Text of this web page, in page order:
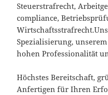
Steuerstrafrecht,
compliance,
Spezialisierung,
hohen Professionalität
Höchstes Bereitschaft,
Anfertigen für Ihren